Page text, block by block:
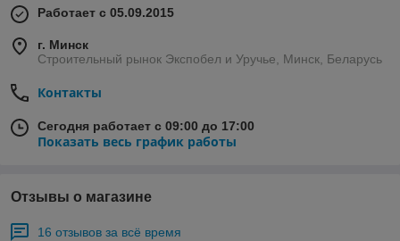
Работает с 05.09.2015
г. Минск
Строительный рынок Экспобел и Уручье, Минск, Беларусь
Контакты
Сегодня работает с 09:00 до 17:00
Показать весь график работы
Отзывы о магазине
16 отзывов за всё время